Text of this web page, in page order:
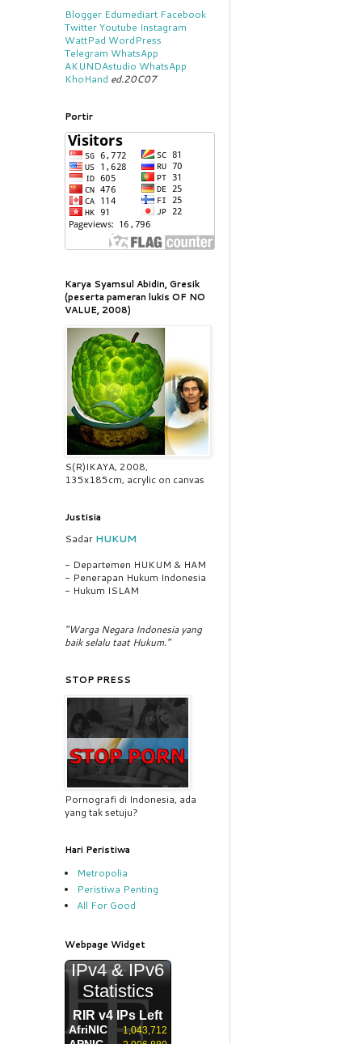
Blogger Edumediart Facebook
TwitterYoutube Instagram
WattPad WordPress
Telegram WhatsApp
AKUNDAstudio WhatsApp
KhoHand ed.20C07
Portir
Karya Syamsul Abidin, Gresik
(peserta pameran lukis OF NO
VALUE, 2008)
S(R)IKAYA, 2008,
135x185cm, acrylic on canvas
Justisia
Sadar HUKUM
- Departemen HUKUM & HAM
- Penerapan Hukum Indonesia
- Hukum ISLAM
"Warga Negara Indonesia yang
baik selalu taat Hukum."
STOP PRESS
Pornografi di Indonesia, ada
yang tak setuju?
Hari Peristiwa
Metropolia
Peristiwa Penting
All For Good
Webpage Widget